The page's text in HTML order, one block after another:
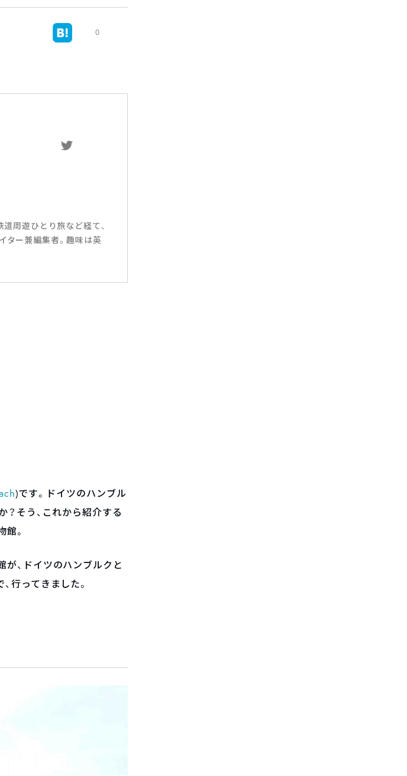
0
周遊ひとり旅など経て、
ター兼編集者。趣味は英
)です。ドイツのハンブル
？そう、これから紹介する
。
、ドイツのハンブルクと
行ってきました。